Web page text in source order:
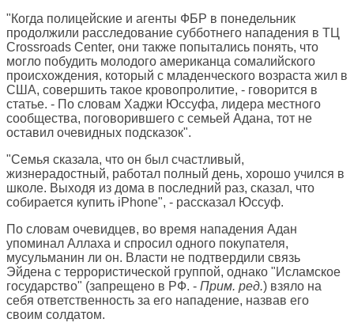
"Когда полицейские и агенты ФБР в понедельник
продолжили расследование субботнего нападения в ТЦ
Crossroads Center, они также попытались понять, что
могло побудить молодого американца сомалийского
происхождения, который с младенческого возраста жил в
США, совершить такое кровопролитие, - говорится в
статье. - По словам Хаджи Юссуфа, лидера местного
сообщества, поговорившего с семьей Адана, тот не
оставил очевидных подсказок".
"Семья сказала, что он был счастливый,
жизнерадостный, работал полный день, хорошо учился в
школе. Выходя из дома в последний раз, сказал, что
собирается купить iPhone", - рассказал Юссуф.
По словам очевидцев, во время нападения Адан
упоминал Аллаха и спросил одного покупателя,
мусульманин ли он. Власти не подтвердили связь
Эйдена с террористической группой, однако "Исламское
государство" (запрещено в РФ. - Прим. ред.) взяло на
себя ответственность за его нападение, назвав его
своим солдатом.